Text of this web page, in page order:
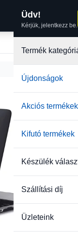
Üdv!
Kérjük, jelentkezz be.
Termék
Újdonságok
Akciós termékek
Kifutó termékek
Készülék
Szállítási díj
Üzleteink